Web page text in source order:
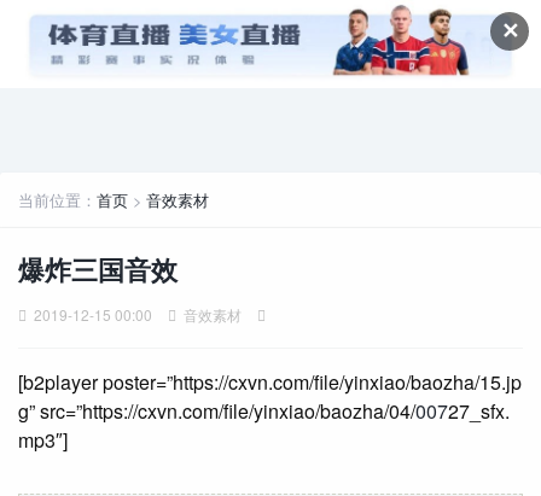
✕
当前位置： 首页 > 音效素材
爆炸三国音效
2019-12-15 00:00 音效素材
[b2player poster=”https://cxvn.com/file/yinxiao/baozha/15.jp
g” src=”https://cxvn.com/file/yinxiao/baozha/04/00727_sfx.
mp3″]